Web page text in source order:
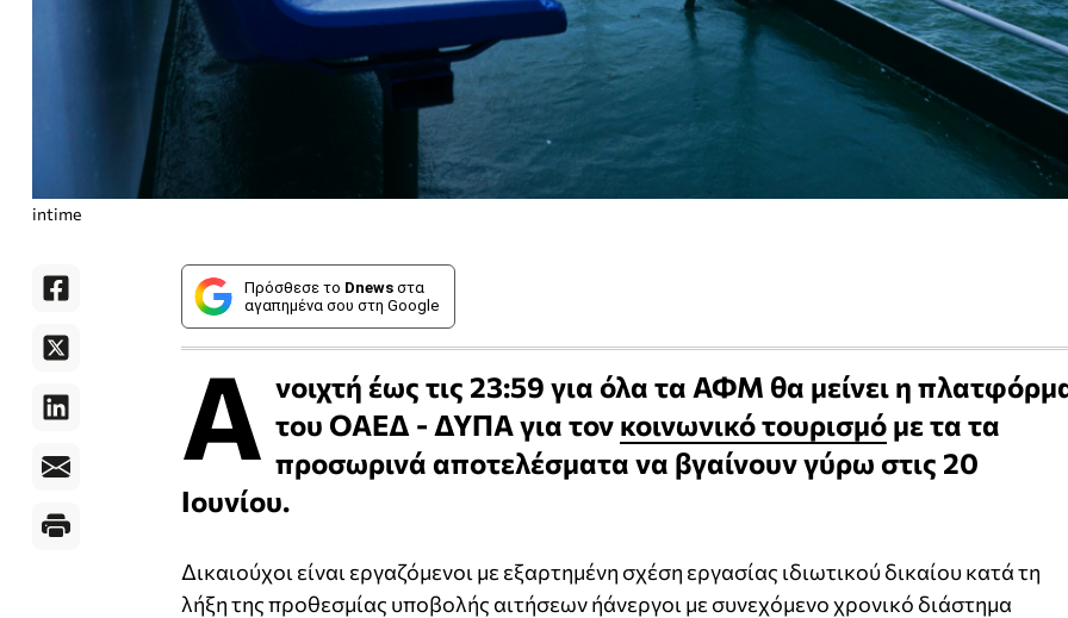
intime
Πρόσθεσε το Dnews στα
αγαπημένα σου στη Google
Α νοιχτή έως τις 23:59 για όλα τα ΑΦΜ θα μείνει η
του ΟΑΕΔ - ΔΥΠΑ για τον κοινωνικό τουρισμό με τα τα
προσωρινά αποτελέσματα να βγαίνουν γύρω στις 20
Ιουνίου.
Δικαιούχοι είναι εργαζόμενοι με εξαρτημένη σχέση εργασίας ιδιωτικού δικαίου κατά τη
λήξη της προθεσμίας υποβολής αιτήσεων ήάνεργοι με συνεχόμενο χρονικό διάστημα